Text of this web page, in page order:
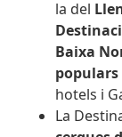
la del
Baixa
populars
hotels i
La